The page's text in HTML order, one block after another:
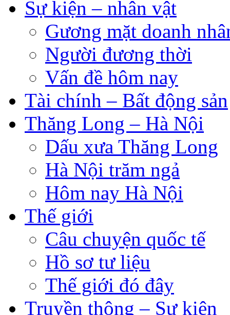
Sự kiện – nhân vật
Gương mặt doanh
Người đương thời
Vấn đề hôm nay
Tài chính – Bất động sản
Thăng Long – Hà Nội
Dấu xưa Thăng Long
Hà Nội trăm ngả
Hôm nay Hà Nội
Thế giới
Câu chuyện quốc tế
Hồ sơ tư liệu
Thế giới đó đây
Truyền thông – Sự kiện